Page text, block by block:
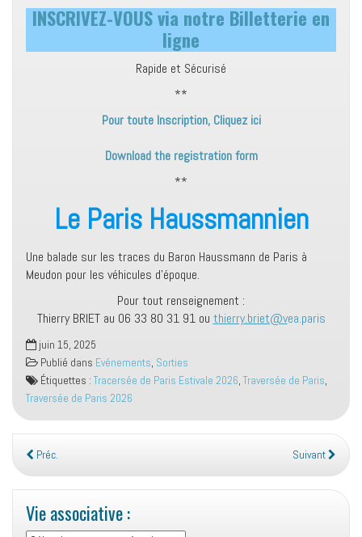
INSCRIVEZ-VOUS via notre Billetterie en
ligne
Rapide et Sécurisé
**
Pour toute Inscription, Cliquez ici
Download the registration form
**
Le Paris Haussmannien
Une balade sur les traces du Baron Haussmann de Paris à
Meudon pour les véhicules d’époque.
Pour tout renseignement :
Thierry BRIET au 06 33 80 31 91 ou thierry.briet@vea.paris
juin 15, 2025
Publié dans Evénements, Sorties
Étiquettes : Tracersée de Paris Estivale 2026, Traversée de Paris,
Traversée de Paris 2026
Préc. Suivant
Vie associative :